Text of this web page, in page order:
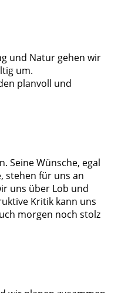
und Natur gehen wir
um.
planvoll und
Seine Wünsche, egal
stehen für uns an
uns über Lob und
Kritik kann uns
morgen noch stolz